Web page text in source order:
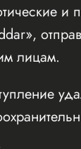
и
лицам.